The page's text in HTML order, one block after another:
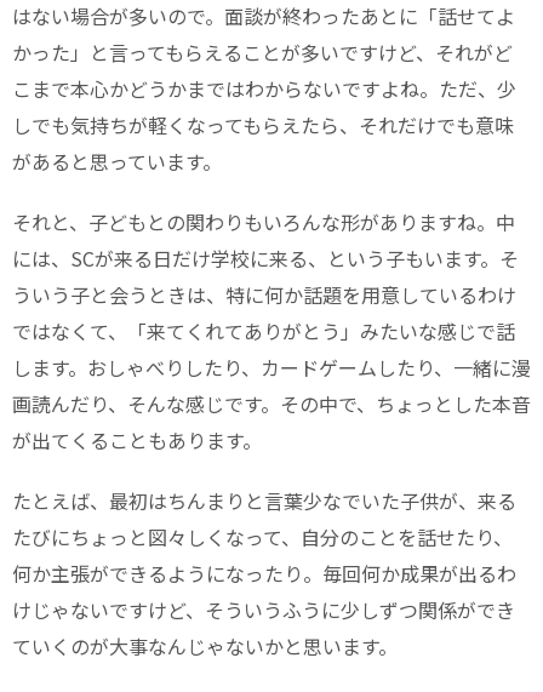
はない場合が多いので。面談が終わったあとに「話せてよ
かった」と言ってもらえることが多いですけど、それがど
こまで本心かどうかまではわからないですよね。ただ、少
しでも気持ちが軽くなってもらえたら、それだけでも意味
があると思っています。
それと、子どもとの関わりもいろんな形がありますね。中
には、SCが来る日だけ学校に来る、という子もいます。そ
ういう子と会うときは、特に何か話題を用意しているわけ
ではなくて、「来てくれてありがとう」みたいな感じで話
します。おしゃべりしたり、カードゲームしたり、一緒に漫
画読んだり、そんな感じです。その中で、ちょっとした本音
が出てくることもあります。
たとえば、最初はちんまりと言葉少なでいた子供が、来る
たびにちょっと図々しくなって、自分のことを話せたり、
何か主張ができるようになったり。毎回何か成果が出るわ
けじゃないですけど、そういうふうに少しずつ関係ができ
ていくのが大事なんじゃないかと思います。